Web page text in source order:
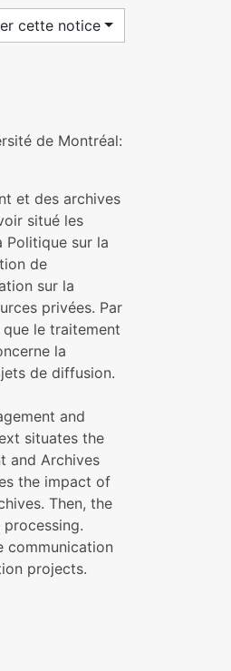
cette notice
de Montréal:
et des archives
situé les
Politique sur la
de
sur la
privées. Par
le traitement
la
de diffusion.
and
situates the
and Archives
the impact of
Then, the
communication
projects.